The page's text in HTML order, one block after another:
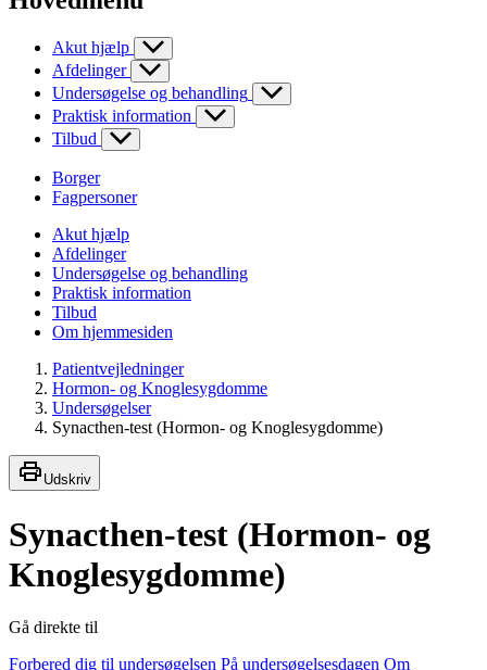
Akut hjælp
Afdelinger
Undersøgelse og behandling
Praktisk information
Tilbud
Borger
Fagpersoner
Akut hjælp
Afdelinger
Undersøgelse og behandling
Praktisk information
Tilbud
Om hjemmesiden
Patientvejledninger
Hormon- og Knoglesygdomme
Undersøgelser
Synacthen-test (Hormon- og Knoglesygdomme)
Udskriv
Synacthen-test (Hormon- og
Knoglesygdomme)
Gå direkte til
Forbered dig til undersøgelsen På undersøgelsesdagen Om